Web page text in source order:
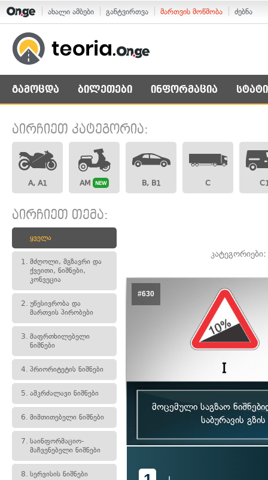
ახალი ამბები განტვირთვა მართვის მოწმობა ძებნა
გამოცდა ბილეთები ინფორმაცია
აირჩიეთ კატეგორია:
A, A1 AM NEW B, B1 C
აირჩიეთ თემა:
ყველა
1. მძღოლი, მგზავრი და
ქვეითი, ნიშნები,
კონვეცია
2. უწესივრობა და
მართვის პირობები
3. მაფრთხილებელი
ნიშნები
4. პრიორიტეტის ნიშნები
5. ამკრძალავი ნიშნები
6. მიმთითებელი ნიშნები
7. საინფორმაციო-
მაჩვენებელი ნიშნები
8. სერვისის ნიშნები
#630
მოცემული საგზაო
საბურავის